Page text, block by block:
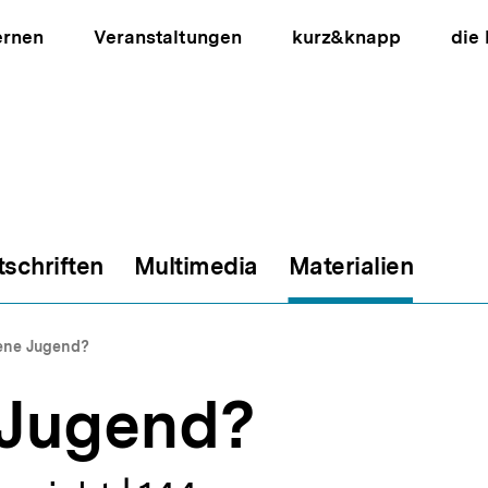
Veranstaltungen kurz&knapp die
Multimedia Materialien
Jugend?